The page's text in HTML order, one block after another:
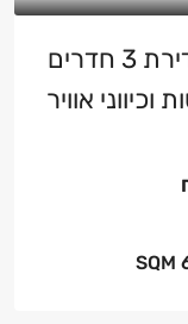
להשכרה בארנונה הצעירה, דירת 3 חדרים
אוויר
SQM